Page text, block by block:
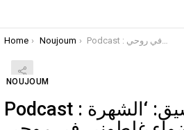
You are here:
Home Noujoum
NOUJOUM
Podcast : أيمن لسيق: ‘الشهرة